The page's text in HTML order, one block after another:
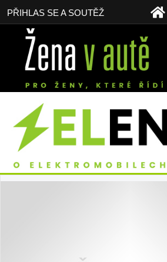
PŘIHLAS SE A SOUTĚŽ